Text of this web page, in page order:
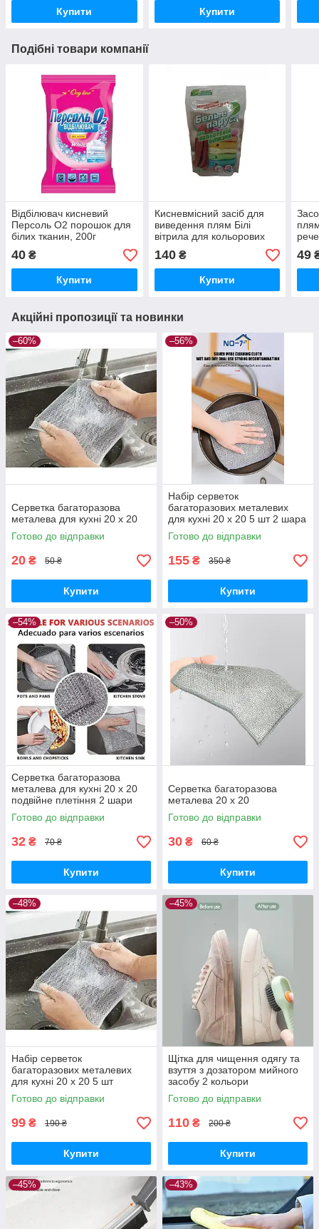
Купити Купити
Подібні товари компанії
Відбілювач кисневий
Персоль О2 порошок для
білих тканин, 200г
40 ₴
Купити
Кисневмісний засіб для
виведення плям Білі
вітрила для кольорових
тканин 500 гр
140₴
Купити
49
Акційні пропозиції та новинки
–60%
Серветка багаторазова
металева для кухні 20 х 20
Готово до відправки
20 ₴ 50 ₴
Купити
–56%
Набір серветок
багаторазових металевих
для кухні 20 х 20 5 шт 2 шара
Готово до відправки
155 ₴ 350 ₴
Купити
–54%
Серветка багаторазова
металева для кухні 20 х 20
подвійне плетіння 2 шари
Готово до відправки
32 ₴ 70 ₴
Купити
–50%
Серветка багаторазова
металева 20 х 20
Готово до відправки
30 ₴ 60 ₴
Купити
–48%
Набір серветок
багаторазових металевих
для кухні 20 х 20 5 шт
Готово до відправки
99 ₴ 190 ₴
Купити
–45%
Щітка для чищення одягу та
взуття з дозатором мийного
засобу 2 кольори
Готово до відправки
110 ₴ 200 ₴
Купити
–45% –43%